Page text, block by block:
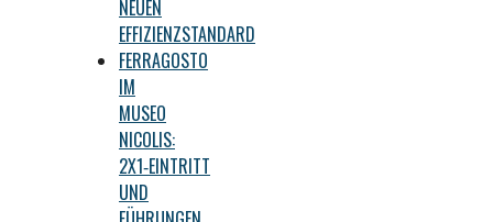
NEUEN
EFFIZIENZSTANDARD
FERRAGOSTO
IM
MUSEO
NICOLIS:
2X1‑EINTRITT
UND